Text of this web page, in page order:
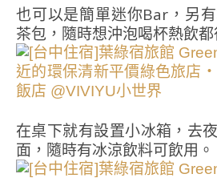
也可以是簡單迷你Bar，另
茶包，隨時想沖泡喝杯熱飲都
在桌下就有設置小冰箱，去
面，隨時有冰涼飲料可飲用。